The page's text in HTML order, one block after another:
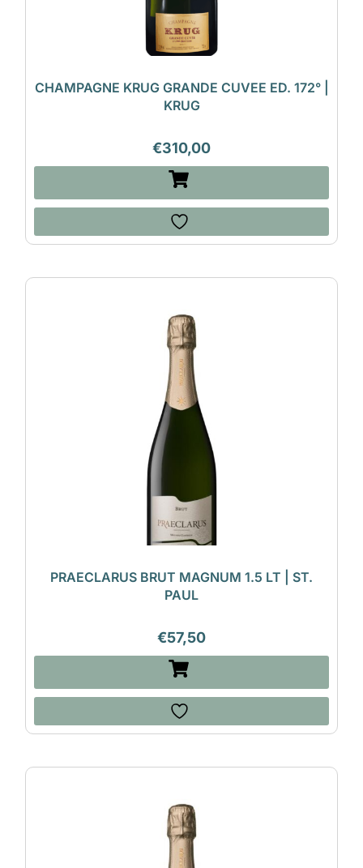
CHAMPAGNE KRUG GRANDE CUVEE ED. 172° |
KRUG
€310,00
PRAECLARUS BRUT MAGNUM 1.5 LT | ST.
PAUL
€57,50